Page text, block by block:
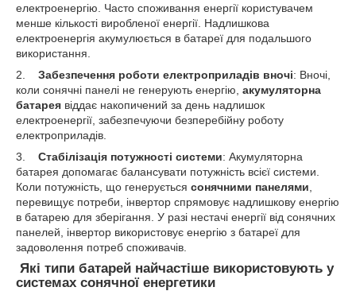
електроенергію. Часто споживання енергії користувачем
менше кількості виробленої енергії. Надлишкова
електроенергія акумулюється в батареї для подальшого
використання.
2. Забезпечення роботи електроприладів вночі: Вночі,
коли сонячні панелі не генерують енергію, акумуляторна
батарея віддає накопичений за день надлишок
електроенергії, забезпечуючи безперебійну роботу
електроприладів.
3. Стабілізація потужності системи: Акумуляторна
батарея допомагає балансувати потужність всієї системи.
Коли потужність, що генерується сонячними панелями
перевищує потреби, інвертор спрямовує надлишкову енергію
в батарею для зберігання. У разі нестачі енергії від сонячних
панелей, інвертор використовує енергію з батареї для
задоволення потреб споживачів.
Які типи батарей найчастіше використовують у
системах сонячної енергетики